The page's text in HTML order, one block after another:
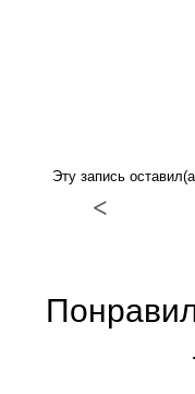
Эту запись
<